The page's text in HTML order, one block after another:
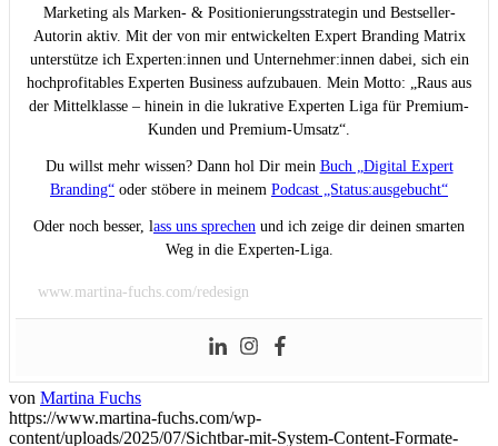
Marketing als Marken- & Positionierungsstrategin und Bestseller-
Autorin aktiv. Mit der von mir entwickelten Expert Branding Matrix
unterstütze ich Experten:innen und Unternehmer:innen dabei, sich ein
hochprofitables Experten Business aufzubauen. Mein Motto: „Raus aus
der Mittelklasse – hinein in die lukrative Experten Liga für Premium-
Kunden und Premium-Umsatz“.
Du willst mehr wissen? Dann hol Dir mein Buch „Digital Expert
Branding“ oder stöbere in meinem Podcast „Status:ausgebucht“
Oder noch besser, lass uns sprechen und ich zeige dir deinen smarten
Weg in die Experten-Liga.
www.martina-fuchs.com/redesign
von Martina Fuchs
https://www.martina-fuchs.com/wp-
content/uploads/2025/07/Sichtbar-mit-System-Content-Formate-